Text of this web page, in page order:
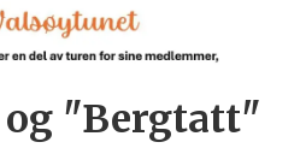
"Bergtatt"